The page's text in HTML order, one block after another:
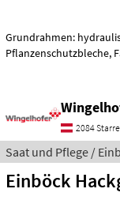
Grundrahmen:
Pflanzenschutzbleche,
2084
Saat und Pflege /
Einböck